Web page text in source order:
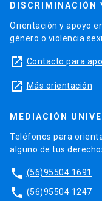
DISCRIMINACIÓN
Orientación y apoyo
género o violencia
launch Contacto para
launch Más orientación
MEDIACIÓN
Teléfonos para
alguno de tus
phone (56)95504 1691
phone (56)95504 1247